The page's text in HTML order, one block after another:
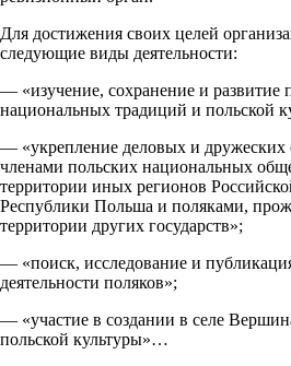
Для достижения своих целей
следующие виды деятельности:
— «изучение, сохранение и развитие
национальных традиций и польской
— «укрепление деловых и дружеских
членами польских национальных
территории иных регионов
Республики Польша и поляками,
территории других государств»;
— «поиск, исследование и
деятельности поляков»;
— «участие в создании в селе
польской культуры»…